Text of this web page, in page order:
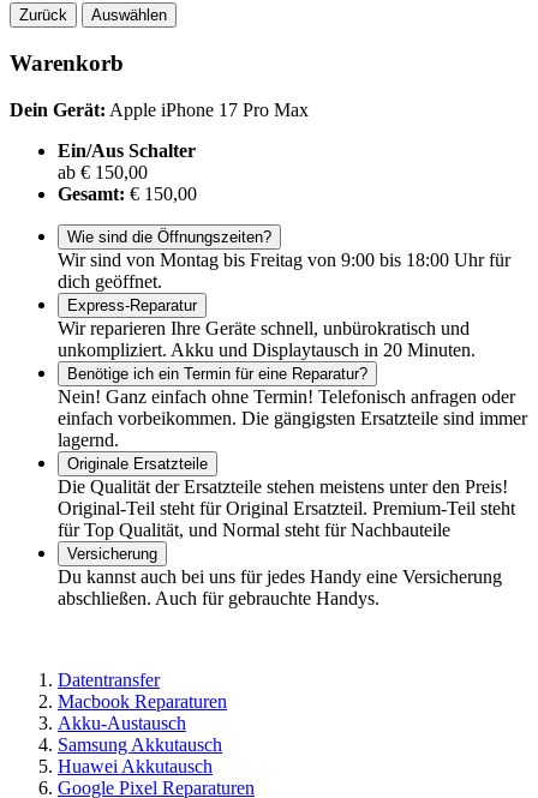
Zurück Auswählen
Warenkorb
Dein Gerät: Apple iPhone 17 Pro Max
Ein/Aus Schalter
ab € 150,00
Gesamt: € 150,00
Wie sind die Öffnungszeiten?
Wir sind von Montag bis Freitag von 9:00 bis 18:00 Uhr für
dich geöffnet.
Express-Reparatur
Wir reparieren Ihre Geräte schnell, unbürokratisch und
unkompliziert. Akku und Displaytausch in 20 Minuten.
Benötige ich ein Termin für eine Reparatur?
Nein! Ganz einfach ohne Termin! Telefonisch anfragen oder
einfach vorbeikommen. Die gängigsten Ersatzteile sind immer
lagernd.
Originale Ersatzteile
Die Qualität der Ersatzteile stehen meistens unter den Preis!
Original-Teil steht für Original Ersatzteil. Premium-Teil steht
für Top Qualität, und Normal steht für Nachbauteile
Versicherung
Du kannst auch bei uns für jedes Handy eine Versicherung
abschließen. Auch für gebrauchte Handys.
Datentransfer
Macbook Reparaturen
Akku-Austausch
Samsung Akkutausch
Huawei Akkutausch
Google Pixel Reparaturen